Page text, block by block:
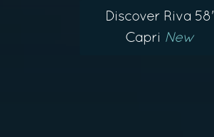
Discover Riva 58'
Capri New